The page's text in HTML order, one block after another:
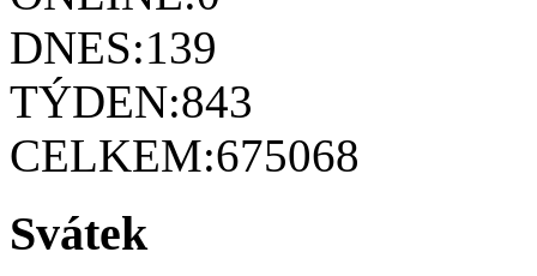
DNES:139
TÝDEN:843
CELKEM:675068
Svátek